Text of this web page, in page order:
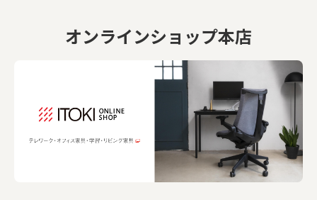
オンラインショップ本店